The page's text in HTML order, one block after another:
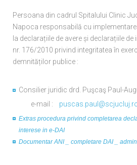
Persoana din cadrul Spitalului Clinic
Napoca responsabilă cu
la declarațiile de avere și declarațiile de
nr. 176/2010 privind integritatea în
demnităților publice :
Consilier juridic drd. Puşcaş Paul-
e-mail :
Extras procedura privind completarea
interese in e-DAI
Documentar ANI _ completare DAI _